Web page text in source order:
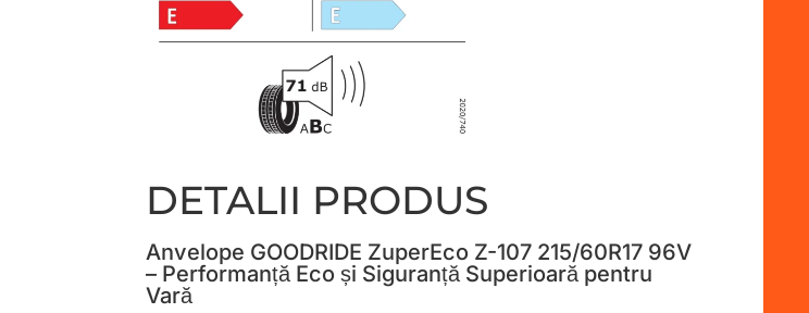
DETALII PRODUS
Anvelope GOODRIDE ZuperEco Z-107 215/60R17 96V
– Performanță Eco și Siguranță Superioară pentru
Vară